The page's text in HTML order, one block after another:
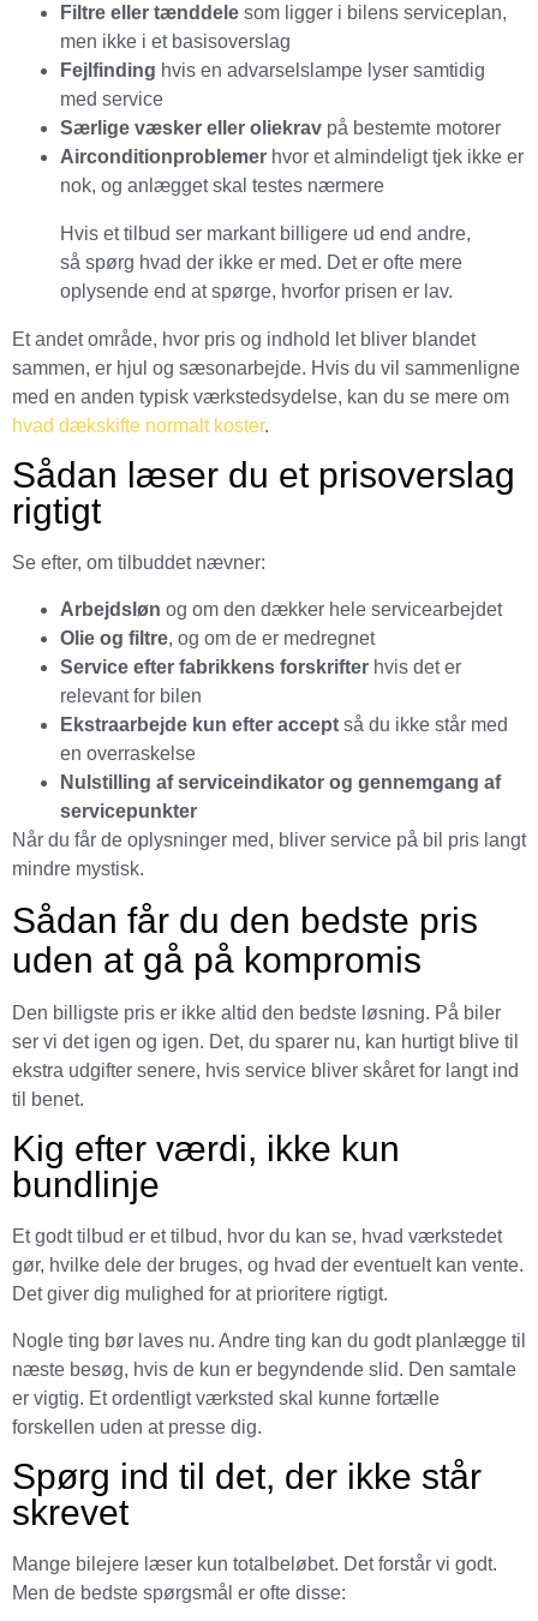
Filtre eller tænddele som ligger i bilens serviceplan,
men ikke i et basisoverslag
Fejlfinding hvis en advarselslampe lyser samtidig
med service
Særlige væsker eller oliekrav på bestemte motorer
Airconditionproblemer hvor et almindeligt tjek ikke er
nok, og anlægget skal testes nærmere
Hvis et tilbud ser markant billigere ud end andre,
så spørg hvad der ikke er med. Det er ofte mere
oplysende end at spørge, hvorfor prisen er lav.
Et andet område, hvor pris og indhold let bliver blandet
sammen, er hjul og sæsonarbejde. Hvis du vil sammenligne
med en anden typisk værkstedsydelse, kan du se mere om
hvad dækskifte normalt koster.
Sådan læser du et prisoverslag
rigtigt
Se efter, om tilbuddet nævner:
Arbejdsløn og om den dækker hele servicearbejdet
Olie og filtre, og om de er medregnet
Service efter fabrikkens forskrifter hvis det er
relevant for bilen
Ekstraarbejde kun efter accept så du ikke står med
en overraskelse
Nulstilling af serviceindikator og gennemgang af
servicepunkter
Når du får de oplysninger med, bliver service på bil pris langt
mindre mystisk.
Sådan får du den bedste pris
uden at gå på kompromis
Den billigste pris er ikke altid den bedste løsning. På biler
ser vi det igen og igen. Det, du sparer nu, kan hurtigt blive til
ekstra udgifter senere, hvis service bliver skåret for langt ind
til benet.
Kig efter værdi, ikke kun
bundlinje
Et godt tilbud er et tilbud, hvor du kan se, hvad værkstedet
gør, hvilke dele der bruges, og hvad der eventuelt kan vente.
Det giver dig mulighed for at prioritere rigtigt.
Nogle ting bør laves nu. Andre ting kan du godt planlægge til
næste besøg, hvis de kun er begyndende slid. Den samtale
er vigtig. Et ordentligt værksted skal kunne fortælle
forskellen uden at presse dig.
Spørg ind til det, der ikke står
skrevet
Mange bilejere læser kun totalbeløbet. Det forstår vi godt.
Men de bedste spørgsmål er ofte disse: